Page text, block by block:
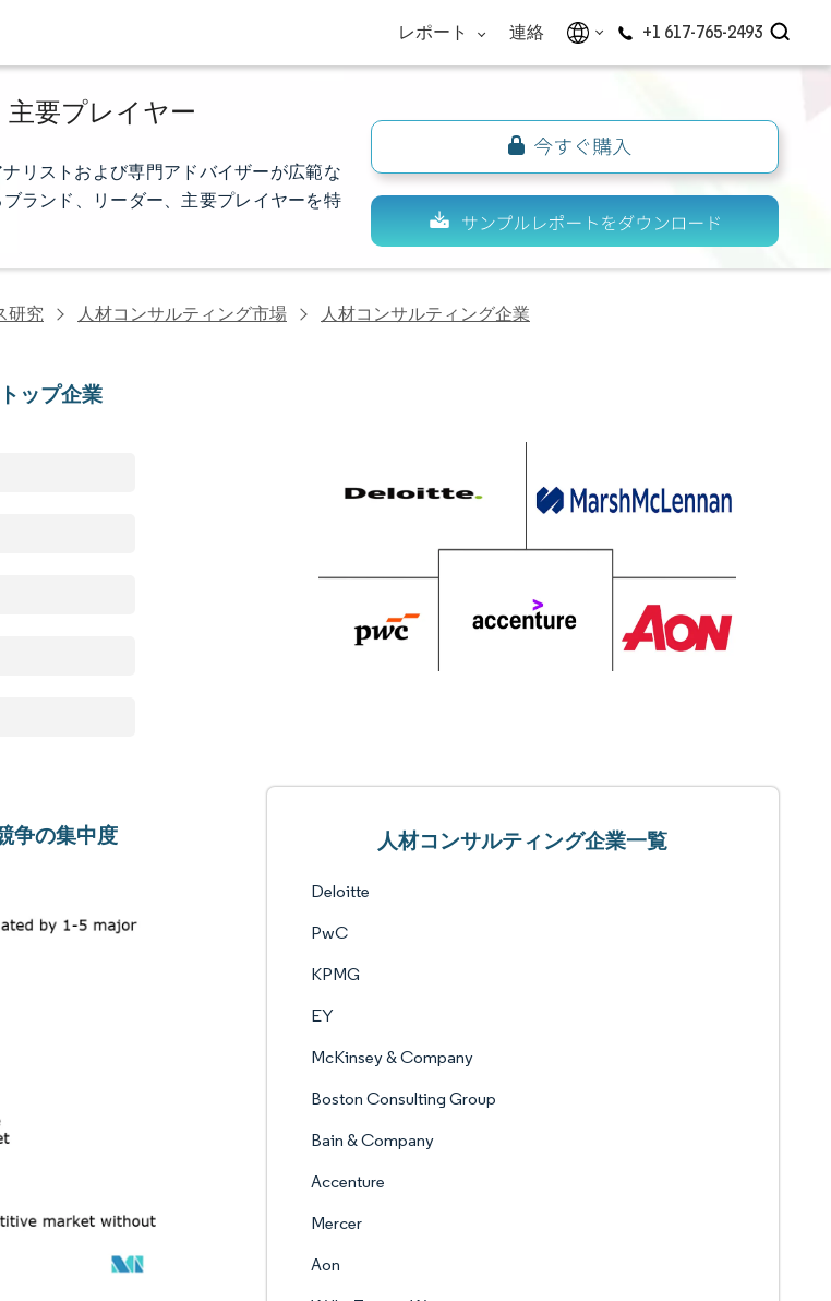
レポート 連絡 +1 617-765-2493
要プレイヤー
リストおよび専門アドバイザーが広範な
ランド、リーダー、主要プレイヤーを特
研究 人材コンサルティング市場 人材コンサルティング企業
ップ企業
争の集中度 人材コンサルティング企業一覧
Deloitte
PwC
KPMG
EY
McKinsey & Company
Boston Consulting Group
Bain & Company
Accenture
Mercer
Aon